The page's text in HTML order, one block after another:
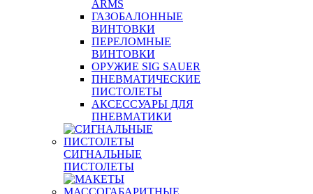
ARMS
ГАЗОБАЛОННЫЕ
ВИНТОВКИ
ПЕРЕЛОМНЫЕ
ВИНТОВКИ
ОРУЖИЕ SIG SAUER
ПНЕВМАТИЧЕСКИЕ
ПИСТОЛЕТЫ
АКСЕССУАРЫ ДЛЯ
ПНЕВМАТИКИ
СИГНАЛЬНЫЕ
ПИСТОЛЕТЫ